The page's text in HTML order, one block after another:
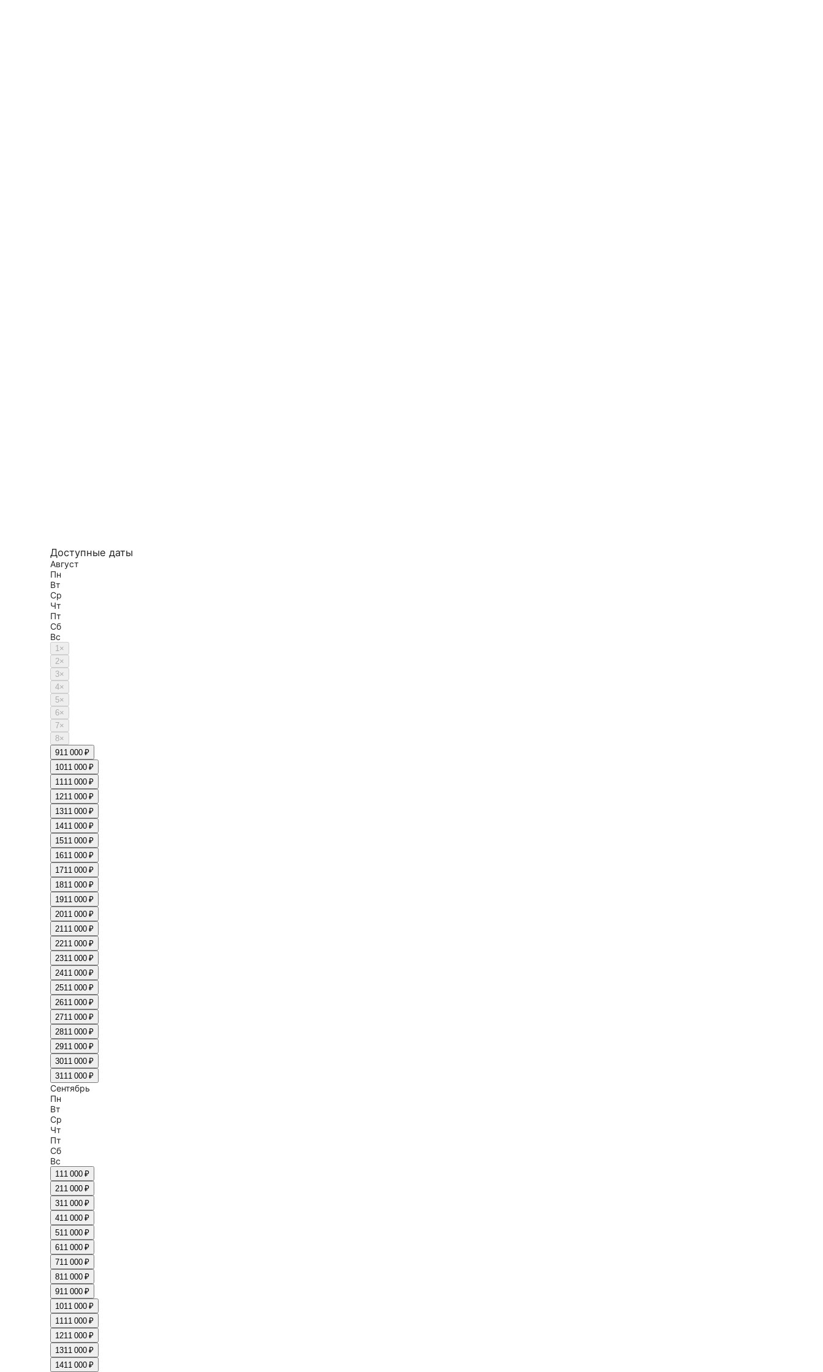
Доступные даты
Август
Пн
Вт
Ср
Чт
Пт
Сб
Вс
1×
2×
3×
4×
5×
6×
7×
8×
911 000 ₽
1011 000 ₽
1111 000 ₽
1211 000 ₽
1311 000 ₽
1411 000 ₽
1511 000 ₽
1611 000 ₽
1711 000 ₽
1811 000 ₽
1911 000 ₽
2011 000 ₽
2111 000 ₽
2211 000 ₽
2311 000 ₽
2411 000 ₽
2511 000 ₽
2611 000 ₽
2711 000 ₽
2811 000 ₽
2911 000 ₽
3011 000 ₽
3111 000 ₽
Сентябрь
Пн
Вт
Ср
Чт
Пт
Сб
Вс
111 000 ₽
211 000 ₽
311 000 ₽
411 000 ₽
511 000 ₽
611 000 ₽
711 000 ₽
811 000 ₽
911 000 ₽
1011 000 ₽
1111 000 ₽
1211 000 ₽
1311 000 ₽
1411 000 ₽